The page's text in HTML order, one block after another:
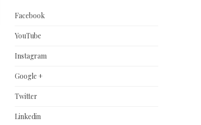
Facebook
YouTube
Instagram
Google +
Twitter
Linkedin